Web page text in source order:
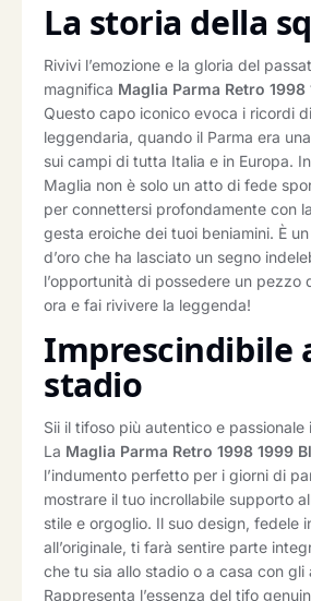
La storia della
Rivivi l’emozione e la gloria del
magnifica Maglia Parma Retro 1998
Questo capo iconico evoca i ricordi
leggendaria, quando il Parma era
sui campi di tutta Italia e in Europa.
Maglia non è solo un atto di fede
per connettersi profondamente con
gesta eroiche dei tuoi beniamini. È
d’oro che ha lasciato un segno
l’opportunità di possedere un pezzo
ora e fai rivivere la leggenda!
Imprescindibile
stadio
Sii il tifoso più autentico e passionale
La Maglia Parma Retro 1998 1999
l’indumento perfetto per i giorni di
mostrare il tuo incrollabile supporto
stile e orgoglio. Il suo design, fedele
all’originale, ti farà sentire parte
che tu sia allo stadio o a casa con gli
Rappresenta l’essenza del tifo